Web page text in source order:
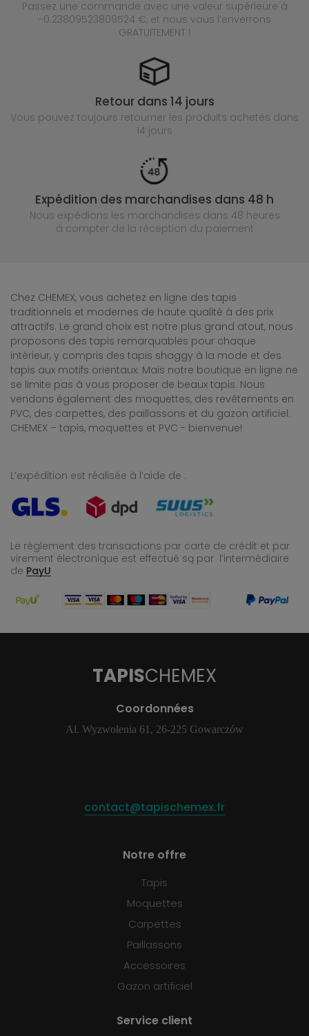
Passez une commande avec une valeur supérieure à
-0.23809523809524 €, et nous vous l’enverrons
GRATUITEMENT !
Retour dans 14 jours
Vous pouvez toujours retourner les produits achetés dans
14 jours
Expédition des marchandises dans 48 h
Nous expédions les marchandises dans 48 heures
à compter de la réception du paiement
Chez CHEMEX, vous achetez en ligne des tapis
traditionnels et modernes de haute qualité à des prix
attractifs. Le grand choix est notre plus grand atout, nous
proposons des tapis remarquables pour chaque
intérieur, y compris des tapis shaggy à la mode et des
tapis aux motifs orientaux. Mais notre boutique en ligne ne
se limite pas à vous proposer de beaux tapis. Nous
vendons également des moquettes, des revêtements en
PVC, des carpettes, des paillassons et du gazon artificiel.
CHEMEX – tapis, moquettes et PVC - bienvenue!
L’expédition est réalisée à l’aide de :
Le règlement des transactions par carte de crédit et par
virement électronique est effectué są par l’intermédiaire
de PayU
TAPISCHEMEX
Coordonnées
Al. Wyzwolenia 61, 26-225 Gowarczów
contact@tapischemex.fr
Notre offre
Tapis
Moquettes
Carpettes
Paillassons
Accessoires
Gazon artificiel
Service client